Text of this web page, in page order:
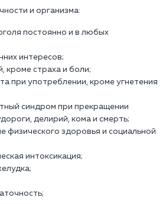
и организма:
постоянно и в любых
интересов;
кроме страха и боли;
при употреблении, кроме угнетения
синдром при прекращении
делирий, кома и смерть;
физического здоровья и социальной
интоксикация;